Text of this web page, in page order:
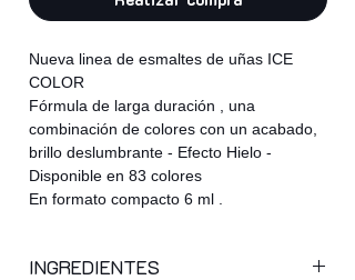
Nueva linea de esmaltes de uñas ICE
COLOR
Fórmula de larga duración , una
combinación de colores con un acabado,
brillo deslumbrante - Efecto Hielo -
Disponible en 83 colores
En formato compacto 6 ml .
INGREDIENTES